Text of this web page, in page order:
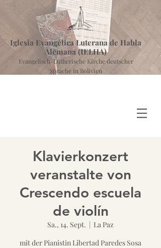
Iglesia Evangélica Luterana de Habla
Alemana (IELHA)
Evangelisch-Lutherische Kirche deutscher
Sprache in Bolivien
Klavierkonzert
veranstalte von
Crescendo escuela
de violín
Sa., 14. Sept.
  |
La Paz
mit der Pianistin Libertad Paredes Sosa